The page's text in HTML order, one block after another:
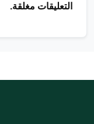
التعليقات مغلقة.